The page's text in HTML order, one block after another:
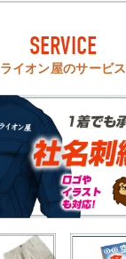
SERVICE
ライオン屋のサービス